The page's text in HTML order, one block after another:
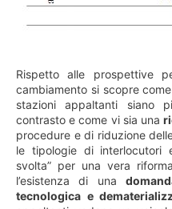
Rispetto alle prospettive
cambiamento si scopre
stazioni appaltanti siano
contrasto e come vi sia una
procedure e di riduzione
le tipologie di interlocutori
svolta” per una vera
l’esistenza di una
tecnologica e